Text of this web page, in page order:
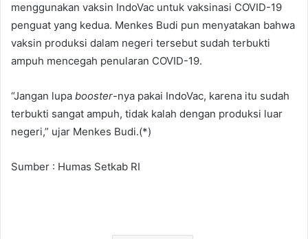
menggunakan vaksin IndoVac untuk vaksinasi COVID-19
penguat yang kedua. Menkes Budi pun menyatakan bahwa
vaksin produksi dalam negeri tersebut sudah terbukti
ampuh mencegah penularan COVID-19.
“Jangan lupa booster-nya pakai IndoVac, karena itu sudah
terbukti sangat ampuh, tidak kalah dengan produksi luar
negeri,” ujar Menkes Budi.(*)
Sumber : Humas Setkab RI